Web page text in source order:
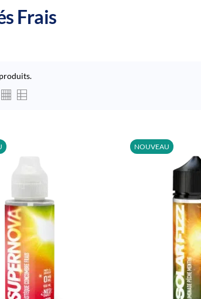
Frais
NOUVEAU